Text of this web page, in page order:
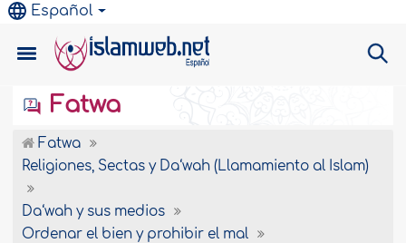
Español
Fatwa
Fatwa
Religiones, Sectas y Da‘wah (Llamamiento al Islam)
Da‘wah y sus medios
Ordenar el bien y prohibir el mal